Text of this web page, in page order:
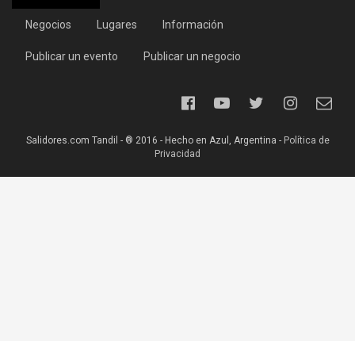
Negocios Lugares Información
Publicar un evento Publicar un negocio
Salidores.com Tandil - ® 2016 - Hecho en Azul, Argentina - Política de
Privacidad